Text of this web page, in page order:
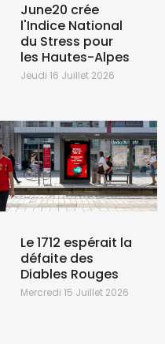
June20 crée
l'Indice National
du Stress pour
les Hautes-Alpes
Jeudi 16 Juillet 2026
Le 1712 espérait la
défaite des
Diables Rouges
Mercredi 15 Juillet 2026